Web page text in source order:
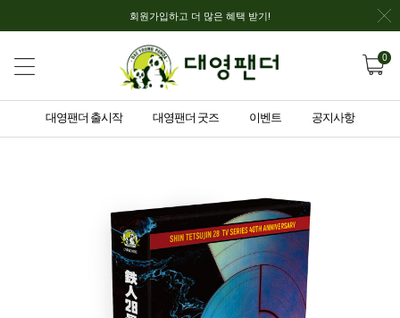
회원가입하고 더 많은 혜택 받기!
0
대영팬더 출시작 대영팬더 굿즈 이벤트 공지사항